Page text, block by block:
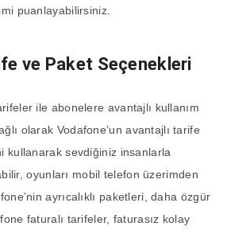
puanlayabilirsiniz.
ve Paket Seçenekleri
ile abonelere avantajlı kullanım
olarak Vodafone’un avantajlı tarife
kullanarak sevdiğiniz insanlarla
oyunları mobil telefon üzerimden
ayrıcalıklı paketleri, daha özgür
faturalı tarifeler, faturasız kolay